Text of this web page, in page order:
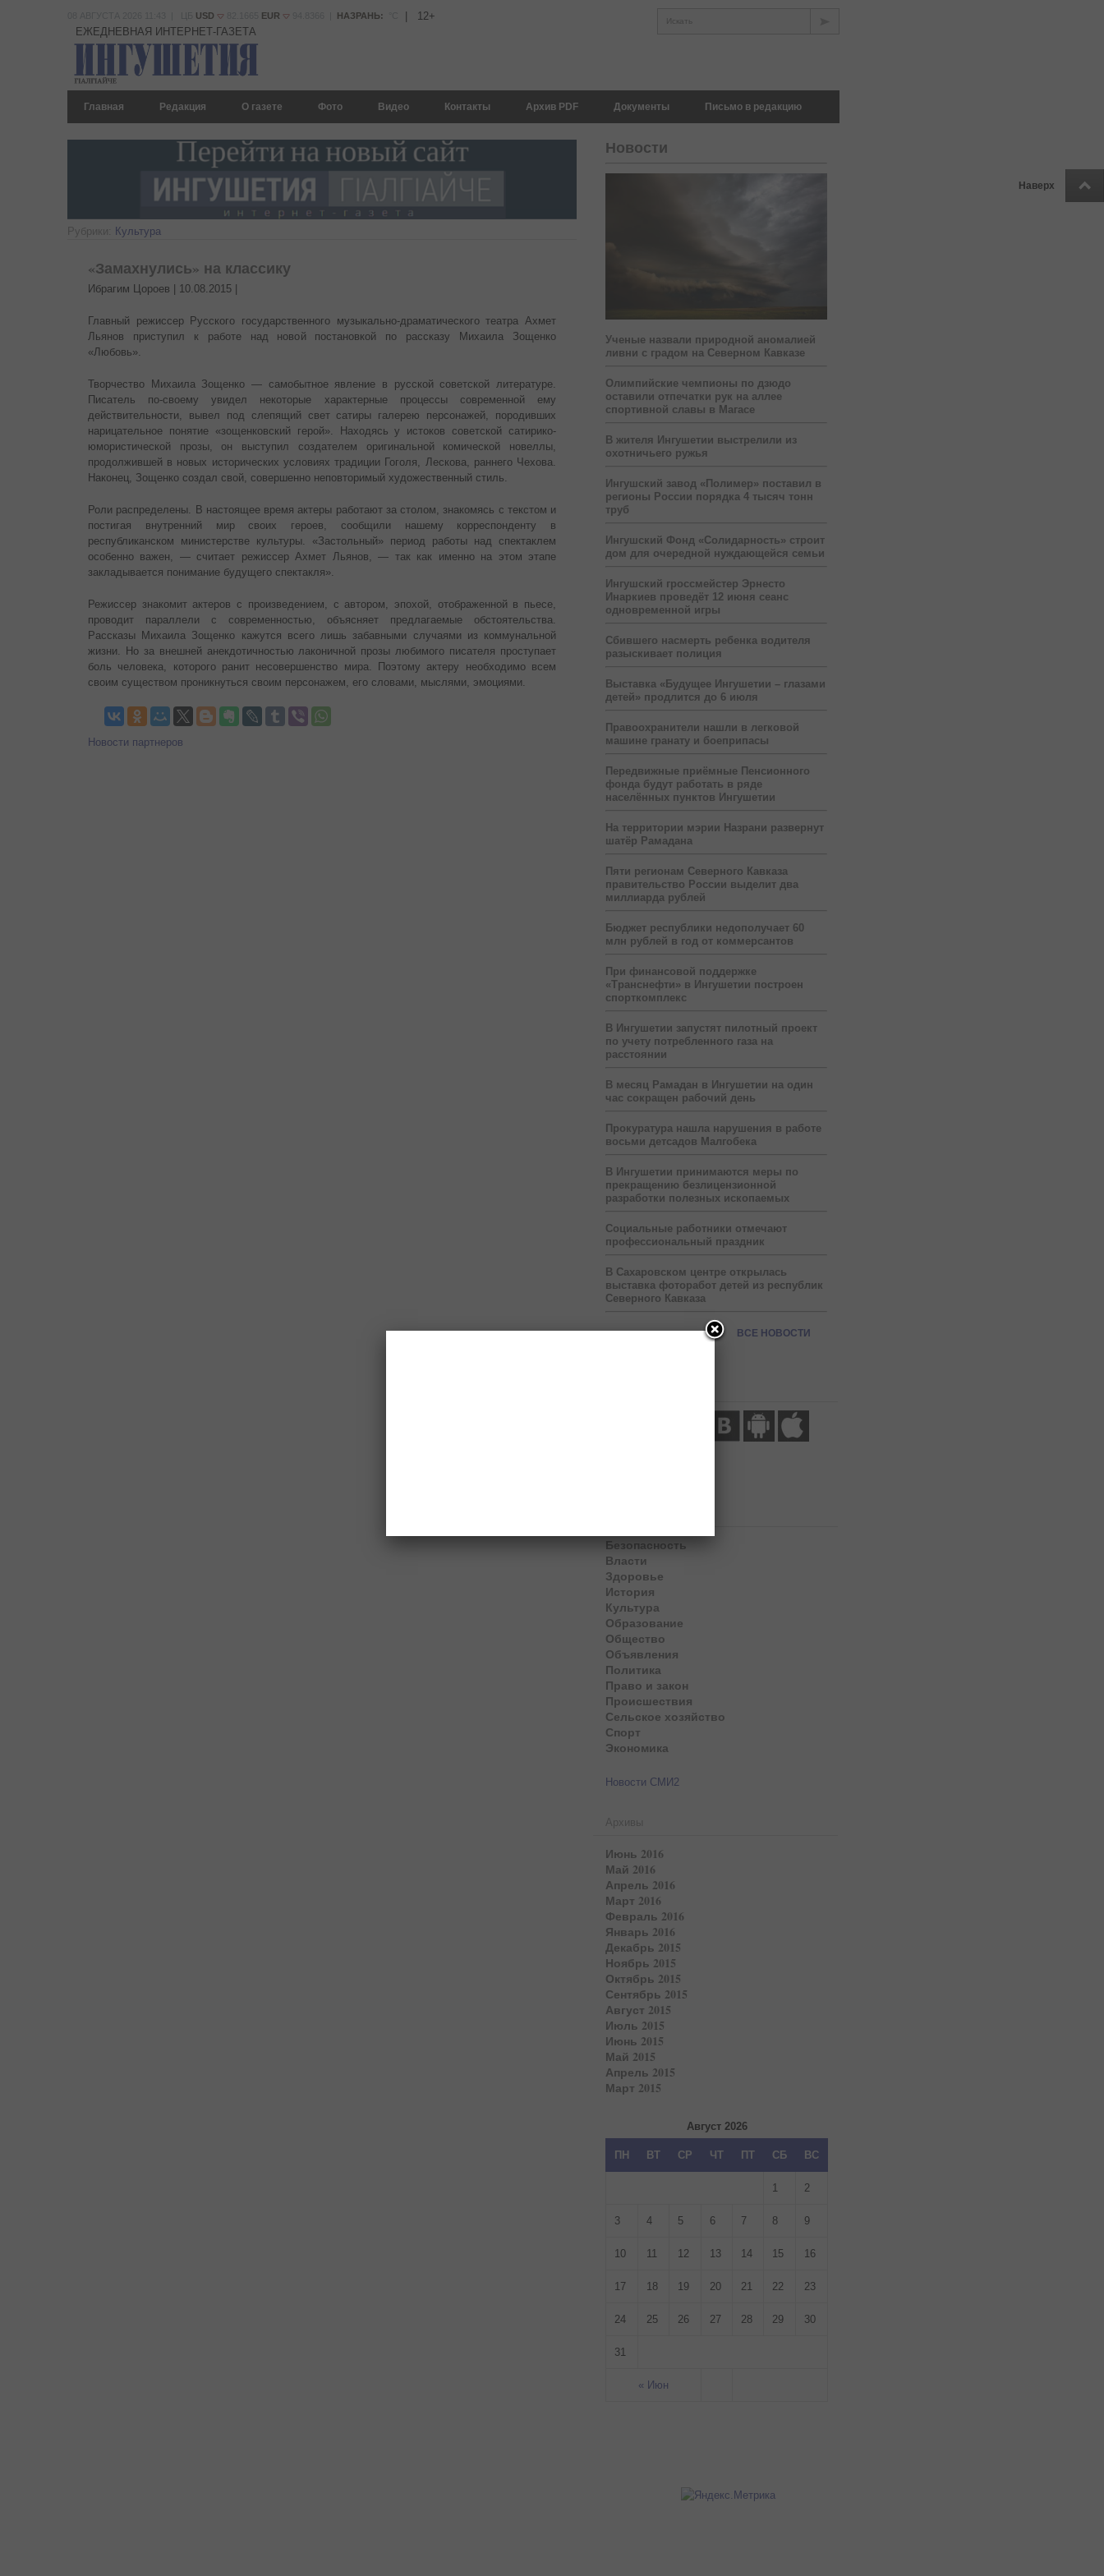
Наверх
USD EUR НАЗРАНЬ: 12+ Искать
ЕЖЕДНЕВНАЯ ИНТЕРНЕТ-ГАЗЕТА
Главная Редакция О газете Фото Видео Контакты Архив PDF Документы Письмо в редакцию
Рубрики: Культура
«Замахнулись» на классику
Ибрагим Цороев | 10.08.2015
Главный режиссер Русского государственного музыкально-драматического театра Ахмет
Льянов приступил к работе над новой постановкой по рассказу Михаила Зощенко
«Любовь».
Творчество Михаила Зощенко — самобытное явление в русской советской литературе.
Писатель по-своему увидел некоторые характерные процессы современной ему
действительности, вывел под слепящий свет сатиры галерею персонажей, породивших
нарицательное понятие «зощенковский герой». Находясь у истоков советской сатирико-
юмористической прозы, он выступил создателем оригинальной комической новеллы,
продолжившей в новых исторических условиях традиции Гоголя, Лескова, раннего Чехова.
Наконец, Зощенко создал свой, совершенно неповторимый художественный стиль.
Роли распределены. В настоящее время актеры работают за столом, знакомясь с текстом и
постигая внутренний мир своих героев, сообщили нашему корреспонденту в
республиканском министерстве культуры. «Застольный» период работы над спектаклем
особенно важен, — считает режиссер Ахмет Льянов, — так как именно на этом этапе
закладывается понимание будущего спектакля».
Режиссер знакомит актеров с произведением, с автором, эпохой, отображенной в пьесе,
проводит параллели с современностью, объясняет предлагаемые обстоятельства.
Рассказы Михаила Зощенко кажутся всего лишь забавными случаями из коммунальной
жизни. Но за внешней анекдотичностью лаконичной прозы любимого писателя проступает
боль человека, которого ранит несовершенство мира. Поэтому актеру необходимо всем
своим существом проникнуться своим персонажем, его словами, мыслями, эмоциями.
Новости партнеров
Новости
Ученые назвали природной аномалией
ливни с градом на Северном Кавказе
Олимпийские чемпионы по дзюдо
оставили отпечатки рук на аллее
спортивной славы в Магасе
В жителя Ингушетии выстрелили из
охотничьего ружья
Ингушский завод «Полимер» поставил в
регионы России порядка 4 тысяч тонн
труб
Ингушский Фонд «Солидарность» строит
дом для очередной нуждающейся семьи
Ингушский гроссмейстер Эрнесто
Инаркиев проведёт 12 июня сеанс
одновременной игры
Сбившего насмерть ребенка водителя
разыскивает полиция
Выставка «Будущее Ингушетии – глазами
детей» продлится до 6 июля
Правоохранители нашли в легковой
машине гранату и боеприпасы
Передвижные приёмные Пенсионного
фонда будут работать в ряде
населённых пунктов Ингушетии
На территории мэрии Назрани развернут
шатёр Рамадана
Пяти регионам Северного Кавказа
правительство России выделит два
миллиарда рублей
Бюджет республики недополучает 60
млн рублей в год от коммерсантов
При финансовой поддержке
«Транснефти» в Ингушетии построен
спорткомплекс
В Ингушетии запустят пилотный проект
по учету потребленного газа на
расстоянии
В месяц Рамадан в Ингушетии на один
час сокращен рабочий день
Прокуратура нашла нарушения в работе
восьми детсадов Малгобека
В Ингушетии принимаются меры по
прекращению безлицензионной
разработки полезных ископаемых
Социальные работники отмечают
профессиональный праздник
В Сахаровском центре открылась
выставка фоторабот детей из республик
Северного Кавказа
ВСЕ НОВОСТИ
Безопасность
Власти
Здоровье
История
Культура
Образование
Общество
Объявления
Политика
Право и закон
Происшествия
Сельское хозяйство
Спорт
Экономика
Новости СМИ2
Архивы
Июнь 2016
Май 2016
Апрель 2016
Март 2016
Февраль 2016
Январь 2016
Декабрь 2015
Ноябрь 2015
Октябрь 2015
Сентябрь 2015
Август 2015
Июль 2015
Июнь 2015
Май 2015
Апрель 2015
Март 2015
Август 2026
ПН ВТ СР ЧТ ПТ СБ ВС
« Июн
1 2
3 4 5 6 7 8 9
10 11 12 13 14 15 16
17 18 19 20 21 22 23
24 25 26 27 28 29 30
31